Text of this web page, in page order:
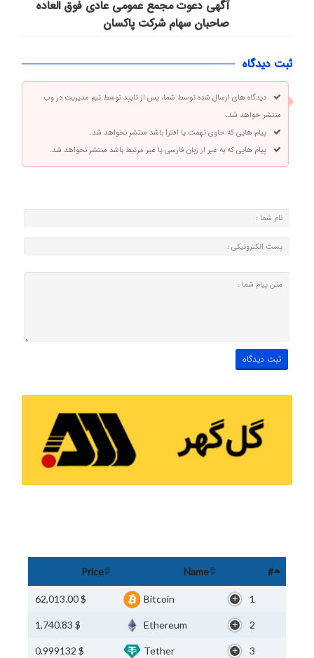
آگهی دعوت مجمع عمومی عادی فوق العاده
صاحبان سهام شرکت پاكسان
ثبت دیدگاه
دیدگاه های ارسال شده توسط شما، پس از تایید توسط تیم مدیریت در وب
منتشر خواهد شد.
پیام هایی که حاوی تهمت یا افترا باشد منتشر نخواهد شد.
پیام هایی که به غیر از زبان فارسی یا غیر مرتبط باشد منتشر نخواهد شد.
#
Name
Price
1
Bitcoin
$ 62,013.00
2
Ethereum
$ 1,740.83
3
Tether
$ 0.999132